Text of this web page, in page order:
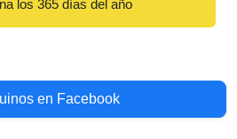
los 365 días del año
en Facebook